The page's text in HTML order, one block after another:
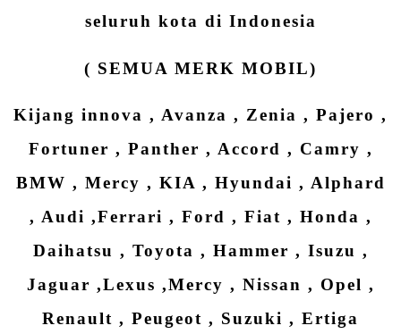
seluruh kota di Indonesia
( SEMUA MERK MOBIL)
Kijang innova , Avanza , Zenia , Pajero ,
Fortuner , Panther , Accord , Camry ,
BMW , Mercy , KIA , Hyundai , Alphard
, Audi ,Ferrari , Ford , Fiat , Honda ,
Daihatsu , Toyota , Hammer , Isuzu ,
Jaguar ,Lexus ,Mercy , Nissan , Opel ,
Renault , Peugeot , Suzuki , Ertiga